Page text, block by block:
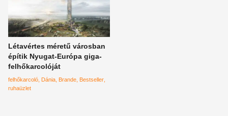
Létavértes méretű városban
építik Nyugat-Európa giga-
felhőkarcolóját
felhőkarcoló Dánia Brande Bestseller
ruhaüzlet